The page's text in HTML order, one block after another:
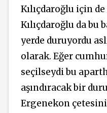
Kılıçdaroğlu için de
Kılıçdaroğlu da bu
yerde duruyordu
olarak. Eğer
seçilseydi bu
aşındıracak bir
Ergenekon